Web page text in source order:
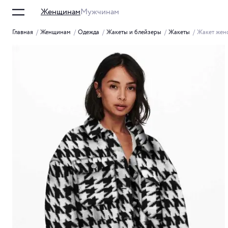
ЖенщинамМужчинам
Главная / Женщинам / Одежда / Жакеты и блейзеры / Жакеты / Жакет